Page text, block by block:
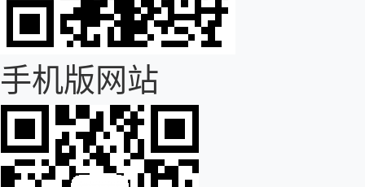
手机版网站